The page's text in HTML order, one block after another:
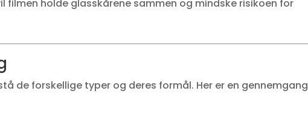
filmen holde glasskårene sammen og mindske risikoen for
de forskellige typer og deres formål. Her er en gennemgang